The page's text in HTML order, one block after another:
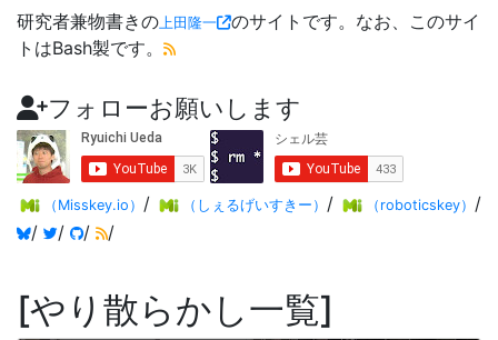
研究者兼物書きの 上田隆一
のサイトです。なお、このサイ
トはBash製です。
フォローお願いします
（Misskey.io） / （しぇるげいすきー） / （roboticskey） /
/
/ / /
やり散らかし一覧